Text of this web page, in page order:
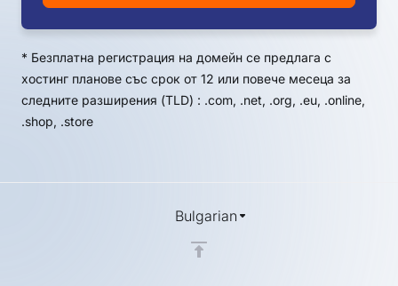
* Безплатна регистрация на домейн се предлага с
хостинг планове със срок от 12 или повече месеца за
следните разширения (TLD) : .com, .net, .org, .eu, .online,
.shop, .store
Bulgarian